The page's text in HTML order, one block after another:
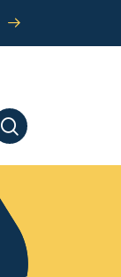
RECHERCHER